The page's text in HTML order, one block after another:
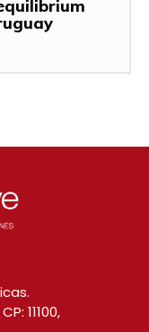
11100,